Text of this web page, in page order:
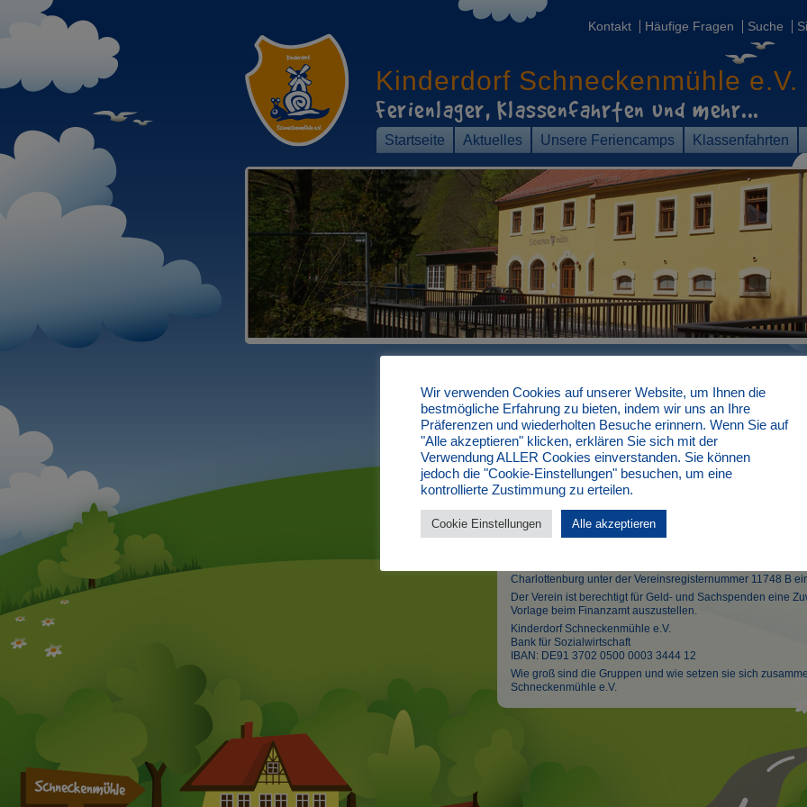
Kinderdorf Schneckenmühle e.V.
Ferienlager, Klassenfahrten und mehr...
Startseite Aktuelles Unsere Feriencamps Klassenfahrten
Kontakt Häufige Fragen Suche
Wie groß sind die
setzen sie sich
Unser Betreuungsschlüssel ist regelmäßig 1:8, d.h.
Betreuerin betreut maximal acht Kinder. Die
Der Kinderdorf Schneckenmühle e.V. ist ein anerkannter
(Landkreis Sächsische Schweiz Osterzgebirge) und beim
Charlottenburg unter der Vereinsregisternummer 11748 B
Der Verein ist berechtigt für Geld- und Sachspenden eine
Vorlage beim Finanzamt auszustellen.
Kinderdorf Schneckenmühle e.V.
Bank für Sozialwirtschaft
IBAN: DE91 3702 0500 0003 3444 12
Wie groß sind die Gruppen und wie setzen sie sich
Schneckenmühle e.V.
Wir verwenden Cookies auf unserer Website, um Ihnen die
bestmögliche Erfahrung zu bieten, indem wir uns an Ihre
Präferenzen und wiederholten Besuche erinnern. Wenn Sie auf
"Alle akzeptieren" klicken, erklären Sie sich mit der
Verwendung ALLER Cookies einverstanden. Sie können
jedoch die "Cookie-Einstellungen" besuchen, um eine
kontrollierte Zustimmung zu erteilen.
Cookie Einstellungen Alle akzeptieren